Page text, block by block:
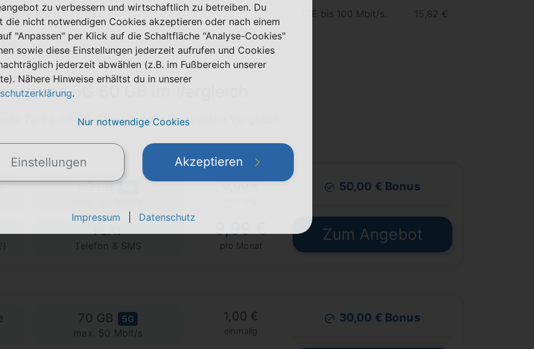
14,99 € mtl. / 19,99 € AP LTE bis 100 Mbit/s. 15,82 €
green 5G 60 GB im Vergleich
Tarife mit 60 GB und mehr im direkten Vergleich:
60 GB
FLAT
Telefon & SMS
0,00 €
9,99 €
pro Monat
50,00 € Bonus
Zum Angebot
70 GB 5G
max. 50 Mbit/s
1,00 €
einmalig
30,00 € Bonus
zu verbessern und wirtschaftlich zu betreiben. Du
die nicht notwendigen Cookies akzeptieren oder nach einem
"Anpassen" per Klick auf die Schaltfläche "Analyse-Cookies"
sowie diese Einstellungen jederzeit aufrufen und Cookies
jederzeit abwählen (z.B. im Fußbereich unserer
Nähere Hinweise erhältst du in unserer
.
Nur notwendige Cookies
Einstellungen Akzeptieren
Impressum Datenschutz